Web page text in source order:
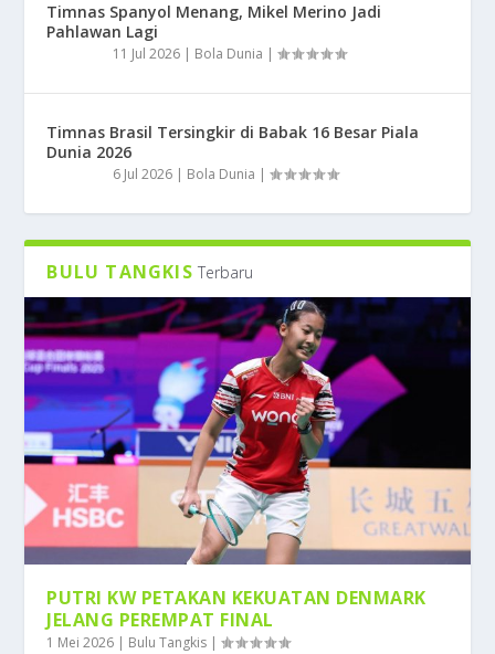
Timnas Spanyol Menang, Mikel Merino Jadi
Pahlawan Lagi
11 Jul 2026 | Bola Dunia |
Timnas Brasil Tersingkir di Babak 16 Besar Piala
Dunia 2026
6 Jul 2026 | Bola Dunia |
BULU TANGKIS Terbaru
PUTRI KW PETAKAN KEKUATAN DENMARK
JELANG PEREMPAT FINAL
1 Mei 2026 | Bulu Tangkis |